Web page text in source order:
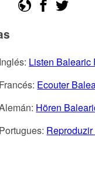
Listen Balearic
Ecouter
Hören